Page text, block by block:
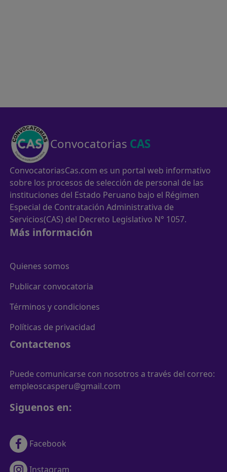
Convocatorias CAS
ConvocatoriasCas.com es un portal web informativo
sobre los procesos de selección de personal de las
instituciones del Estado Peruano bajo el Régimen
Especial de Contratación Administrativa de
Servicios(CAS) del Decreto Legislativo N° 1057.
Más información
Quienes somos
Publicar convocatoria
Términos y condiciones
Políticas de privacidad
Contactenos
Puede comunicarse con nosotros a través del correo:
empleoscasperu@gmail.com
Siguenos en:
Facebook
Instagram